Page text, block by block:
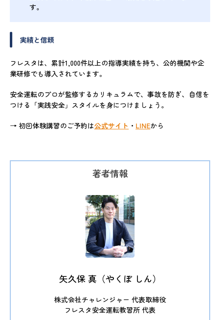
す。
実績と信頼
フレスタは、累計1,000件以上の指導実績を持ち、公的機関や企
業研修でも導入されています。
安全運転のプロが監修するカリキュラムで、事故を防ぎ、自信を
つける「実践安全」スタイルを身につけましょう。
→ 初回体験講習のご予約は公式サイト ・ LINEから
矢久保 真（やくぼ しん）
株式会社チャレンジャー 代表取締役
フレスタ安全運転教習所 代表